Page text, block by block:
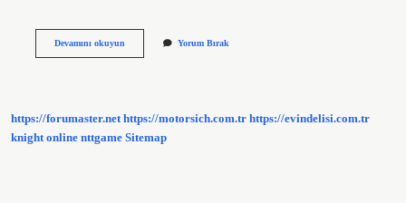
Devamını okuyunValorant
Yorum Bırak
https://forumaster.net https://motorsich.com.tr https://evindelisi.com.tr
knight online nttgame Sitemap